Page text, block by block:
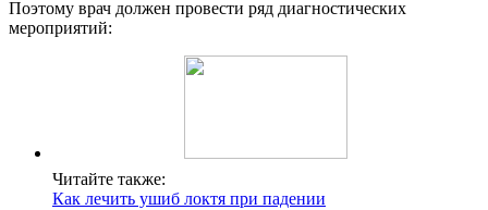
Поэтому врач должен провести ряд диагностических
мероприятий:
Читайте также:
Как лечить ушиб локтя при падении